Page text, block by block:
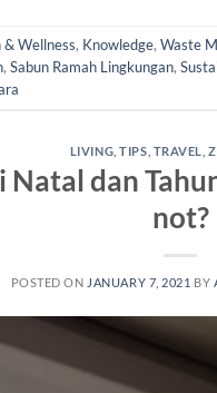
& Wellness, Knowledge, Waste
, Sabun Ramah Lingkungan,
LIVING ,TIPS TRAVEL ,
dan
not?
POSTED ON JANUARY 7, 2021 BY